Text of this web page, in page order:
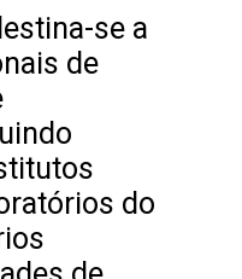
se a
de
do